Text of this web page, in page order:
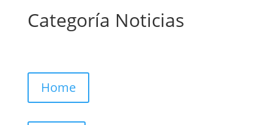
Categoría Noticias
Home